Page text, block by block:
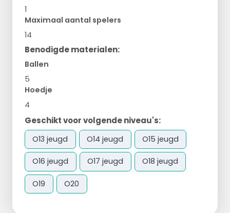
1
Maximaal aantal spelers
14
Benodigde materialen:
Ballen
5
Hoedje
4
Geschikt voor volgende niveau's:
O13 jeugd O14 jeugd O15 jeugd
O16 jeugd O17 jeugd O18 jeugd
O19 O20